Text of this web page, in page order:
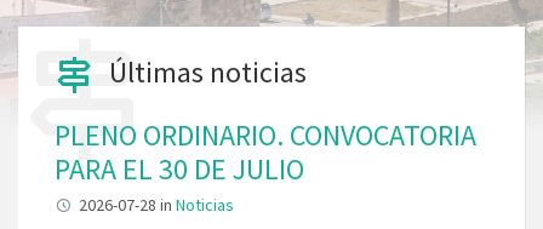
Últimas noticias
PLENO ORDINARIO. CONVOCATORIA
PARA EL 30 DE JULIO
2026-07-28 in Noticias